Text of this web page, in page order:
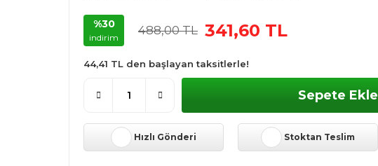
%30
indirim
488,00 TL 341,60 TL
44,41 TL den başlayan taksitlerle!
Sepete Ekle
Hızlı Gönderi Stoktan Teslim